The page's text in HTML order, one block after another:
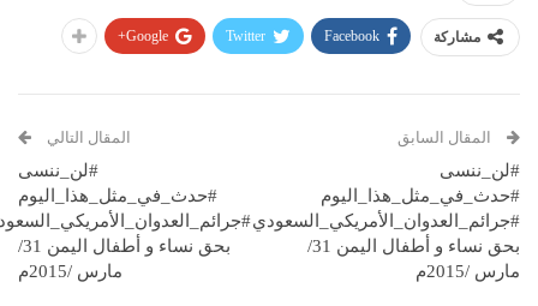
مشاركة Facebook
Twitter
Google+
المقال السابق
#لن_ننسى
#حدث_في_مثل_هذا_اليوم
#جرائم_العدوان_الأمريكي_السعودي
بحق نساء و أطفال اليمن 31/
مارس /2015م
المقال التالي
#لن_ننسى
#حدث_في_مثل_هذا_اليوم
بحق نساء و أطفال اليمن 31/
مارس /2015م